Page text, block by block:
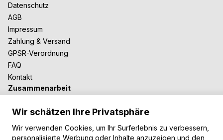
Datenschutz
AGB
Impressum
Zahlung & Versand
GPSR-Verordnung
FAQ
Kontakt
Zusammenarbeit
B2B-Zusammenarbeit
Unsere Teppiche
Wir schätzen Ihre Privatsphäre
Wir verwenden Cookies, um Ihr Surferlebnis zu verbessern,
personalisierte Werbung oder Inhalte anzuzeigen und den